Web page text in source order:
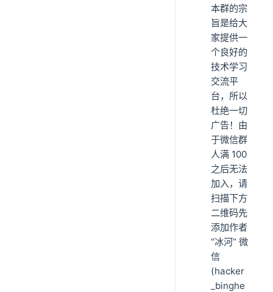
本群的宗
旨是给大
家提供一
个良好的
技术学习
交流平
台，所以
杜绝一切
广告！由
于微信群
人满 100
之后无法
加入，请
扫描下方
二维码先
添加作者
“冰河” 微
信
(hacker
_binghe